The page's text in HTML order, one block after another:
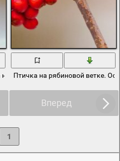
синичку
Птичка на рябиновой ветке.
Вперед
1